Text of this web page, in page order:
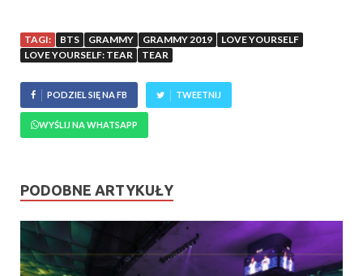
TAGI: BTS GRAMMY GRAMMY 2019
LOVE YOURSELF
LOVE YOURSELF: TEAR
TEAR
PODZIEL SIĘ NA FB TWEETNIJ
WYŚLIJ NA WHATSAPP
PODOBNE ARTYKUŁY